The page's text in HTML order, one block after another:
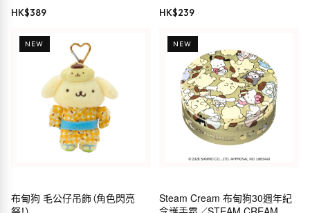
HK$389 HK$239
NEW
布甸狗 毛公仔吊飾（角色閃亮
NEW
Steam Cream 布甸狗30週年紀